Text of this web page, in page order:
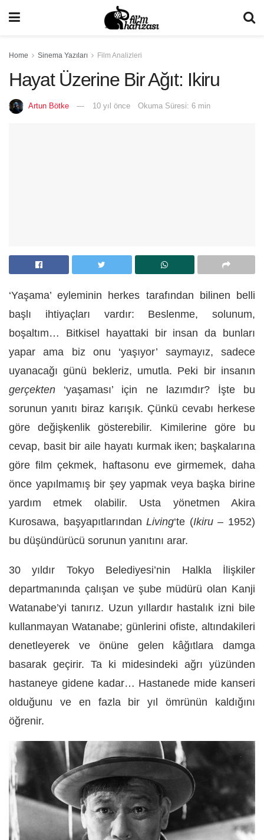
Home Sinema Yazıları Film Analizleri
Hayat Üzerine Bir Ağıt: Ikiru
Artun Bötke 10 yıl önce Okuma Süresi: 6 min
‘Yaşama’ eyleminin herkes tarafından bilinen belli
başlı ihtiyaçları vardır: Beslenme, solunum,
boşaltım… Bitkisel hayattaki bir insan da bunları
yapar ama biz onu ‘yaşıyor’ saymayız, sadece
uyanacağı günü bekleriz, umutla. Peki bir insanın
gerçekten ‘yaşaması’ için ne lazımdır? İşte bu
sorunun yanıtı biraz karışık. Çünkü cevabı herkese
göre değişkenlik gösterebilir. Kimilerine göre bu
cevap, basit bir aile hayatı kurmak iken; başkalarına
göre film çekmek, haftasonu eve girmemek, daha
önce yapılmamış bir şey yapmak veya başka birine
yardım etmek olabilir. Usta yönetmen Akira
Kurosawa, başyapıtlarındanLiving‘te (Ikiru– 1952)
bu düşündürücü sorunun yanıtını arar.
30 yıldır Tokyo Belediyesi’nin Halkla İlişkiler
departmanında çalışan ve şube müdürü olan Kanji
Watanabe’yi tanırız. Uzun yıllardır hastalık izni bile
kullanmayan Watanabe; günlerini ofiste, altındakileri
denetleyerek ve önüne gelen kâğıtlara damga
basarak geçirir. Ta ki midesindeki ağrı yüzünden
hastaneye gidene kadar… Hastanede mide kanseri
olduğunu ve en fazla bir yıl ömrünün kaldığını
öğrenir.